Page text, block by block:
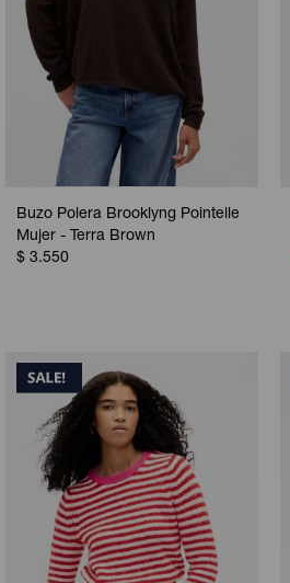
Buzo Polera Brooklyng Pointelle
Mujer - Terra Brown
$ 3.550